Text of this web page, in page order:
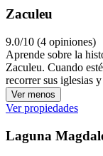
Zaculeu
9.0/10 (4 opiniones)
Aprende sobre la
Zaculeu. Cuando
recorrer sus iglesias
Ver menos
Ver propiedades
Laguna